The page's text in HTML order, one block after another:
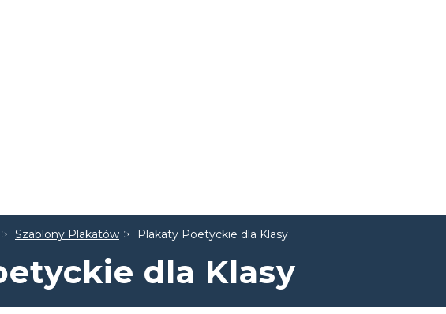
Szablony Plakatów Plakaty Poetyckie dla Klasy
dla Klasy